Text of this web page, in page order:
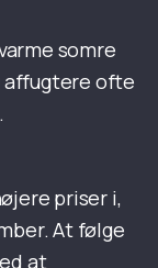
somre
affugtere ofte
priser i,
At følge
at